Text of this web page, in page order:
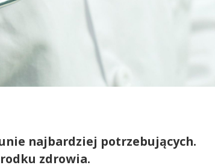
najbardziej potrzebujących.
zdrowia.